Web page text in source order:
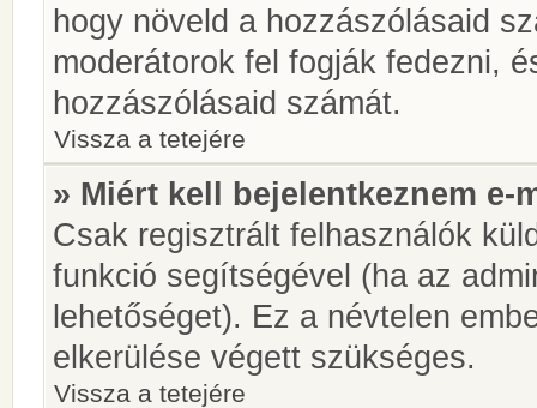
hogy növeld a hozzászólásaid
moderátorok fel fogják fedezni,
hozzászólásaid számát.
Vissza a tetejére
» Miért kell bejelentkeznem e-
Csak regisztrált felhasználók
funkció segítségével (ha az
lehetőséget). Ez a névtelen
elkerülése végett szükséges.
Vissza a tetejére